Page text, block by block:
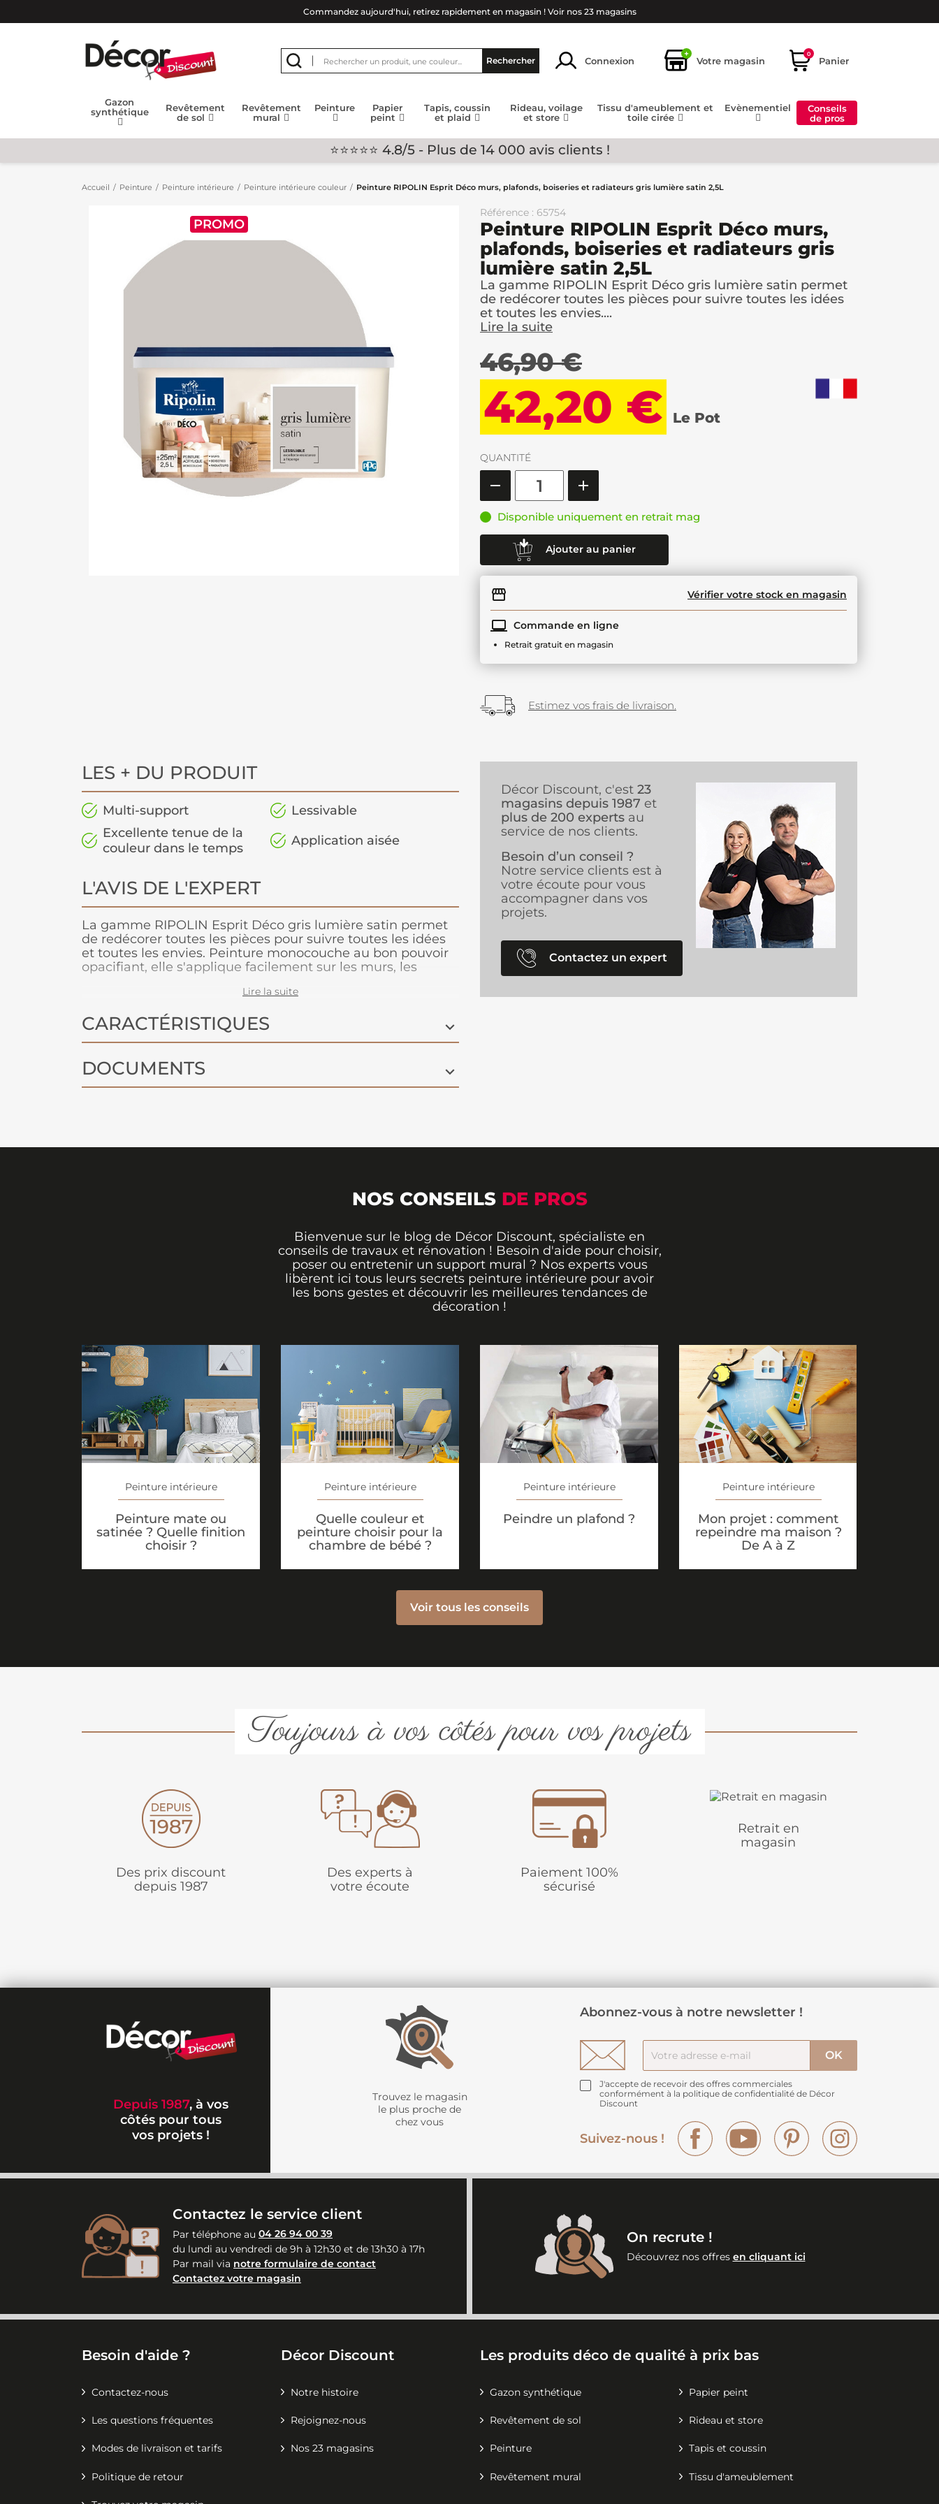
Commandez aujourd'hui, retirez rapidement en magasin ! Voir nos 23 magasins
Rechercher Connexion
+
Votre magasin
0
Panier
Gazon
synthétique
Revêtement
de sol
Revêtement
mural
Peinture
Papier
peint
Tapis, coussin
et plaid
Rideau, voilage
et store
Tissu d'ameublement et
toile cirée
Evènementiel
Conseils
de pros
⭐⭐⭐⭐⭐ 4.8/5 - Plus de 14 000 avis clients !
Accueil Peinture Peinture intérieure Peinture intérieure couleur Peinture RIPOLIN Esprit Déco murs, plafonds, boiseries et radiateurs gris lumière satin 2,5L
PROMO
Référence : 65754
Peinture RIPOLIN Esprit Déco murs,
plafonds, boiseries et radiateurs gris
lumière satin 2,5L
La gamme RIPOLIN Esprit Déco gris lumière satin permet
de redécorer toutes les pièces pour suivre toutes les idées
et toutes les envies....
Lire la suite
46,90 €
42,20 € Le Pot
QUANTITÉ
Disponible uniquement en retrait mag
Ajouter au panier
Vérifier votre stock en magasin
Commande en ligne
Retrait gratuit en magasin
Estimez vos frais de livraison.
LES + DU PRODUIT
Multi-support
Lessivable
Excellente tenue de la
couleur dans le temps
Application aisée
L'AVIS DE L'EXPERT
La gamme RIPOLIN Esprit Déco gris lumière satin permet
de redécorer toutes les pièces pour suivre toutes les idées
et toutes les envies. Peinture monocouche au bon pouvoir
opacifiant, elle s'applique facilement sur les murs, les
plusieurs teintes et en blanc.Lire la suite
CARACTÉRISTIQUES
DOCUMENTS
Décor Discount, c'est 23
magasins depuis 1987 et
plus de 200 experts au
service de nos clients.
Besoin d’un conseil ?
Notre service clients est à
votre écoute pour vous
accompagner dans vos
projets.
Contactez un expert
NOS CONSEILS DE PROS
Bienvenue sur le blog de Décor Discount, spécialiste en
conseils de travaux et rénovation ! Besoin d'aide pour choisir,
poser ou entretenir un support mural ? Nos experts vous
libèrent ici tous leurs secrets peinture intérieure pour avoir
les bons gestes et découvrir les meilleures tendances de
décoration !
Peinture intérieure
Peinture mate ou
satinée ? Quelle finition
choisir ?
Peinture intérieure
Quelle couleur et
peinture choisir pour la
chambre de bébé ?
Peinture intérieure
Peindre un plafond ?
Peinture intérieure
Mon projet : comment
repeindre ma maison ?
De A à Z
Voir tous les conseils
Toujours à vos côtés pour vos projets
Des prix discount
depuis 1987
Des experts à
votre écoute
Paiement 100%
sécurisé
Retrait en
magasin
Depuis 1987, à vos
côtés pour tous
vos projets !
Trouvez le magasin
le plus proche de
chez vous
Abonnez-vous à notre newsletter !
J'accepte de recevoir des offres commerciales
conformément à la politique de confidentialité de Décor
Discount
Suivez-nous !
Facebook YouTube Pinterest
Contactez le service client
Par téléphone au 04 26 94 00 39
du lundi au vendredi de 9h à 12h30 et de 13h30 à 17h
Par mail via notre formulaire de contact
Contactez votre magasin
On recrute !
Découvrez nos offres en cliquant ici
Besoin d'aide ?
Contactez-nous
Les questions fréquentes
Modes de livraison et tarifs
Politique de retour
Décor Discount
Notre histoire
Rejoignez-nous
Nos 23 magasins
Les produits déco de qualité à prix bas
Gazon synthétique Papier peint
Revêtement de sol Rideau et store
Peinture Tapis et coussin
Revêtement mural Tissu d'ameublement